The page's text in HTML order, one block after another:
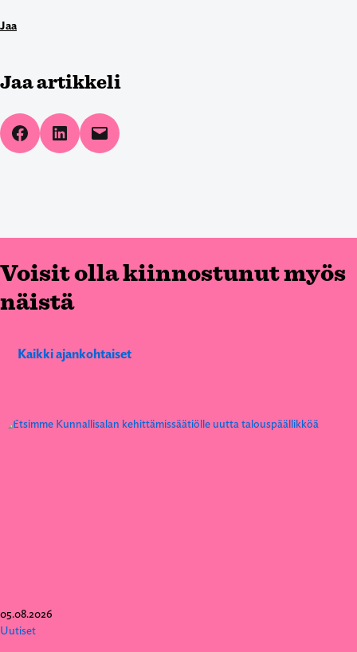
Jaa
Jaa artikkeli
Share on Facebook
Share on LinkedIn
Email this Page
Voisit olla kiinnostunut myös
näistä
Kaikki ajankohtaiset
05.08.2026
Uutiset